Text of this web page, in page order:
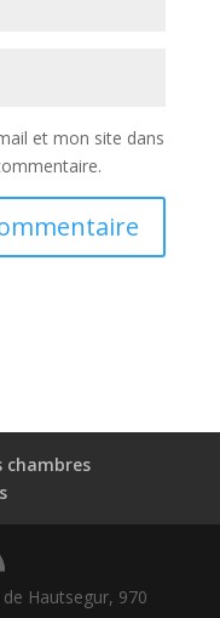
et mon site dans
chambres
Hautsegur, 970